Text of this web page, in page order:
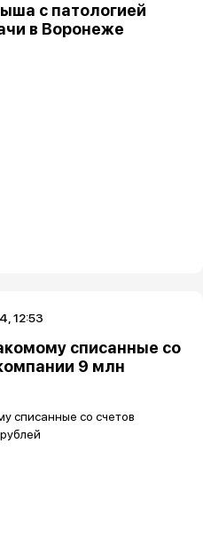
с патологией
в Воронеже
12:53
списанные со
9 млн